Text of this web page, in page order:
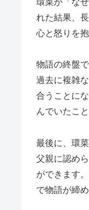
れた結果、
心と怒りを
物語の終盤
過去に複雑
合うことに
んでいたこ
最後に、環
父親に認め
ができます
で物語が締